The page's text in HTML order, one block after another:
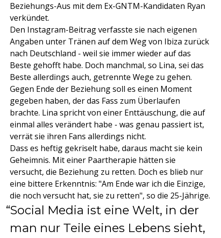
Beziehungs-Aus mit dem Ex-GNTM-Kandidaten Ryan
verkündet.
Den Instagram-Beitrag verfasste sie nach eigenen
Angaben unter Tränen auf dem Weg von Ibiza zurück
nach Deutschland - weil sie immer wieder auf das
Beste gehofft habe. Doch manchmal, so Lina, sei das
Beste allerdings auch, getrennte Wege zu gehen.
Gegen Ende der Beziehung soll es einen Moment
gegeben haben, der das Fass zum Überlaufen
brachte. Lina spricht von einer Enttäuschung, die auf
einmal alles verändert habe - was genau passiert ist,
verrät sie ihren Fans allerdings nicht.
Dass es heftig gekriselt habe, daraus macht sie kein
Geheimnis. Mit einer Paartherapie hätten sie
versucht, die Beziehung zu retten. Doch es blieb nur
eine bittere Erkenntnis: "Am Ende war ich die Einzige,
die noch versucht hat, sie zu retten", so die 25-Jährige.
Social Media ist eine Welt, in der
man nur Teile eines Lebens sieht,